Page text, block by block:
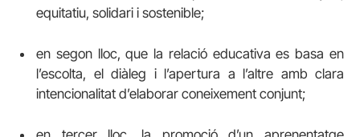
equitatiu, solidari i sostenible;
en segon lloc, que la relació educativa es basa en
l’escolta, el diàleg i l’apertura a l’altre amb clara
intencionalitat d’elaborar coneixement conjunt;